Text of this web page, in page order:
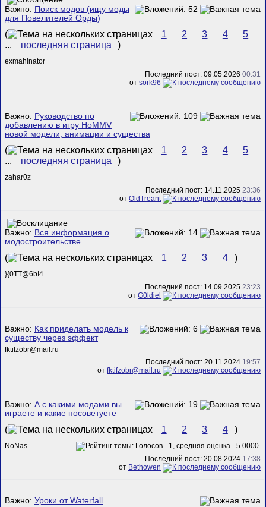
Важно: Поиск модов (ищу моды
для Повелителей Орды)
( 1 2 3 4
5
...
последняя страница )
exmahinator
Последний пост: 09.05.2026 00:31
от sork96
Важно: Руководство по
добавлению в игру HoMMV
новой модели, анимации и существа
( 1 2 3 4
5
...
последняя страница )
zahar0z
Последний пост: 14.11.2025 23:36
от OldTreant
Важно: Вся информация о
модостроительстве
( 1 2 3 4 )
}{0TT@6bI4
Последний пост: 14.09.2025 23:23
от G0ldiel
Важно: Как приделать модель к
существу через эффект
fktifzobr@mail.ru
Последний пост: 20.11.2024 19:57
от fktifzobr@mail.ru
Важно: А с какими модами вы
играете и какие посоветуете
( 1 2 3 4 )
NoNas
Последний пост: 20.08.2024 17:38
от Bethowen
Важно: Уроки от Waterfall